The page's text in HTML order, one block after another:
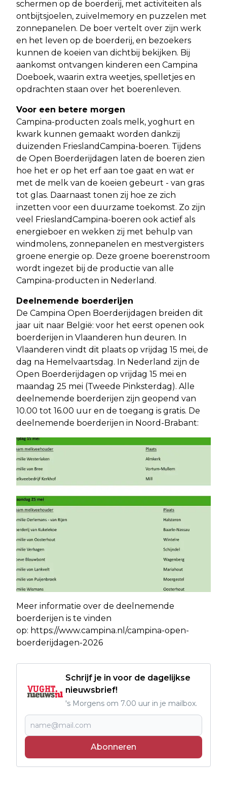
schermen op de boerderij, met activiteiten als
ontbijtsjoelen, zuivelmemory en puzzelen met
zonnepanelen. De boer vertelt over zijn werk
en het leven op de boerderij, en bezoekers
kunnen de koeien van dichtbij bekijken. Bij
aankomst ontvangen kinderen een Campina
Doeboek, waarin extra weetjes, spelletjes en
opdrachten staan over het boerenleven.
Voor een betere morgen
Campina-producten zoals melk, yoghurt en
kwark kunnen gemaakt worden dankzij
duizenden FrieslandCampina-boeren. Tijdens
de Open Boerderijdagen laten de boeren zien
hoe het er op het erf aan toe gaat en wat er
met de melk van de koeien gebeurt - van gras
tot glas. Daarnaast tonen zij hoe ze zich
inzetten voor een duurzame toekomst. Zo zijn
veel FrieslandCampina-boeren ook actief als
energieboer en wekken zij met behulp van
windmolens, zonnepanelen en mestvergisters
groene energie op. Deze groene boerenstroom
wordt ingezet bij de productie van alle
Campina-producten in Nederland.
Deelnemende boerderijen
De Campina Open Boerderijdagen breiden dit
jaar uit naar België: voor het eerst openen ook
boerderijen in Vlaanderen hun deuren. In
Vlaanderen vindt dit plaats op vrijdag 15 mei, de
dag na Hemelvaartsdag. In Nederland zijn de
Open Boerderijdagen op vrijdag 15 mei en
maandag 25 mei (Tweede Pinksterdag). Alle
deelnemende boerderijen zijn geopend van
10.00 tot 16.00 uur en de toegang is gratis. De
deelnemende boerderijen in Noord-Brabant:
Meer informatie over de deelnemende
boerderijen is te vinden
op: https://www.campina.nl/campina-open-
boerderijdagen-2026
Schrijf je in voor de dagelijkse
nieuwsbrief!
's Morgens om 7.00 uur in je mailbox.
Abonneren